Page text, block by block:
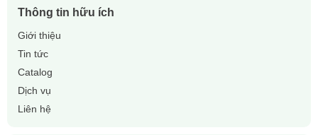
Chúng tôi cam kếtgiao hàng nhanh
📞Liên hệ ngay
Thông tin hữu ích
Giới thiệu
Tin tức
Catalog
Dịch vụ
Liên hệ